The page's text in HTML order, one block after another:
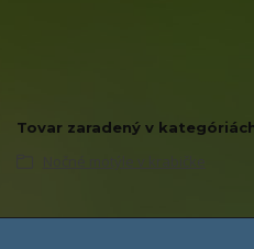
Tovar zaradený v